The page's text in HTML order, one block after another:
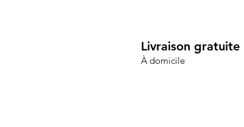
Livraison gratuite
À domicile